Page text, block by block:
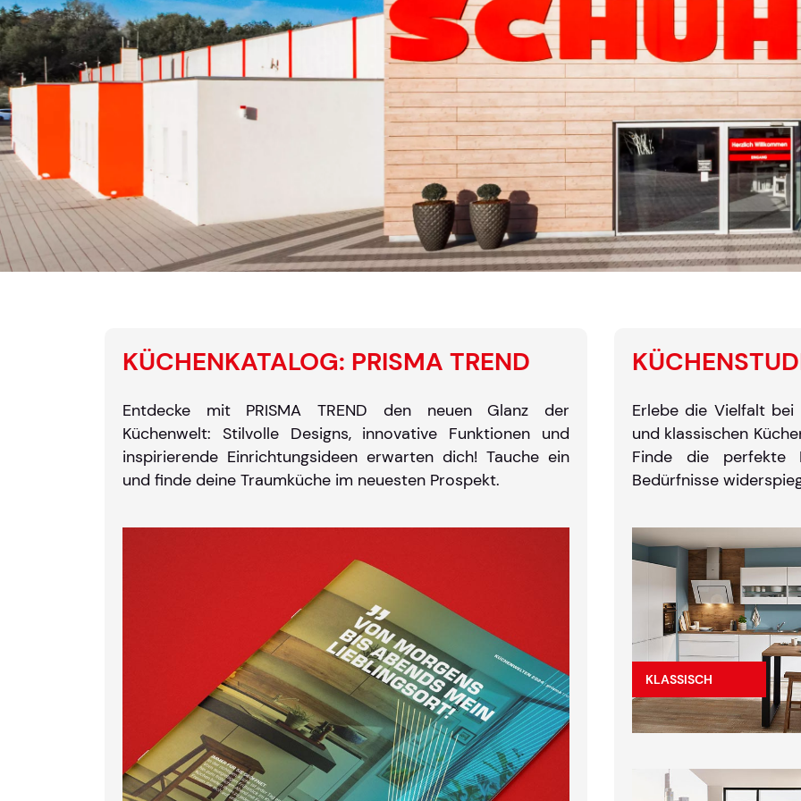
KÜCHENKATALOG: PRISMA TREND
Entdecke mit PRISMA TREND den neuen Glanz der
Küchenwelt: Stilvolle Designs, innovative Funktionen und
inspirierende Einrichtungsideen erwarten dich! Tauche ein
und finde deine Traumküche im neuesten Prospekt.
Erlebe die Vielfalt bei
und klassischen
Finde die perfekte
Bedürfnisse
KLASSISCH